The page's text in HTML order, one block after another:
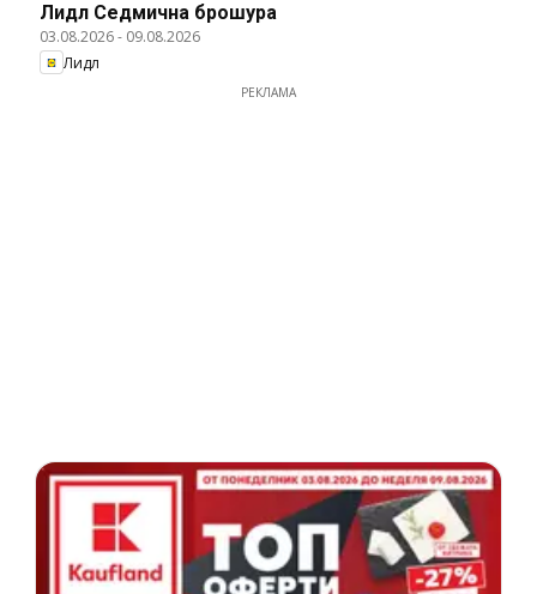
Лидл Cедмична брошура
03.08.2026- 09.08.2026
Лидл
РЕКЛАМА